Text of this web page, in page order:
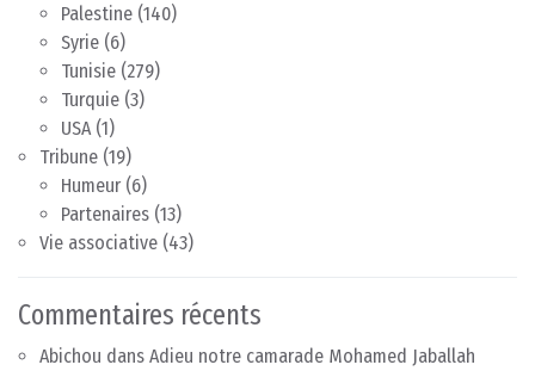
Palestine (140)
Syrie (6)
Tunisie (279)
Turquie (3)
USA(1)
Tribune (19)
Humeur (6)
Partenaires (13)
Vie associative (43)
Commentaires récents
Abichou dans Adieu notre camarade Mohamed Jaballah